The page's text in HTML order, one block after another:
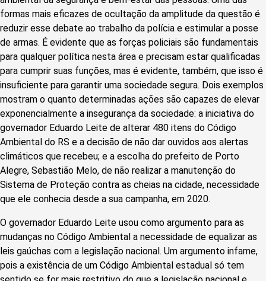
formas mais eficazes de ocultação da amplitude da questão é
reduzir esse debate ao trabalho da polícia e estimular a posse
de armas. É evidente que as forças policiais são fundamentais
para qualquer política nesta área e precisam estar qualificadas
para cumprir suas funções, mas é evidente, também, que isso é
insuficiente para garantir uma sociedade segura. Dois exemplos
mostram o quanto determinadas ações são capazes de elevar
exponencialmente a insegurança da sociedade: a iniciativa do
governador Eduardo Leite de alterar 480 itens do Código
Ambiental do RS e a decisão de não dar ouvidos aos alertas
climáticos que recebeu; e a escolha do prefeito de Porto
Alegre, Sebastião Melo, de não realizar a manutenção do
Sistema de Proteção contra as cheias na cidade, necessidade
que ele conhecia desde a sua campanha, em 2020.
O governador Eduardo Leite usou como argumento para as
mudanças no Código Ambiental a necessidade de equalizar as
leis gaúchas com a legislação nacional. Um argumento infame,
pois a existência de um Código Ambiental estadual só tem